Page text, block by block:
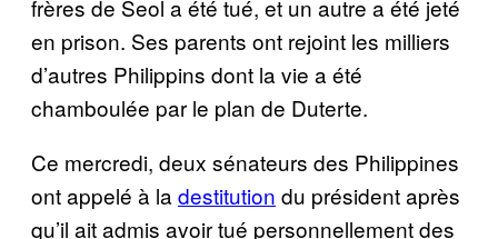
frères de Seol a été tué, et un autre a été jeté
en prison. Ses parents ont rejoint les milliers
d’autres Philippins dont la vie a été
chamboulée par le plan de Duterte.
Ce mercredi, deux sénateurs des Philippines
ont appelé à la destitution du président après
qu’il ait admis avoir tué personnellement des